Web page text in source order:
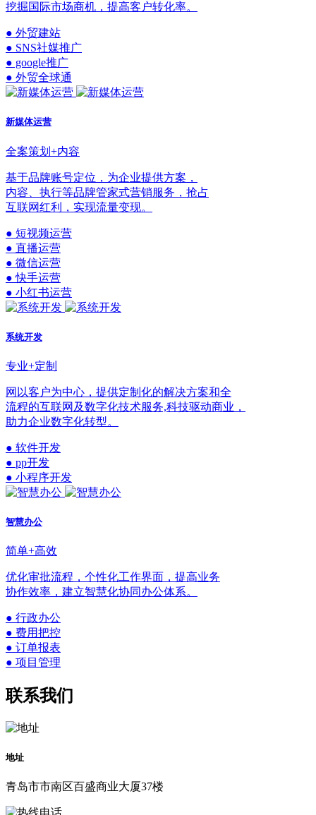
挖掘国际市场商机，提高客户转化率。
● 外贸建站
● SNS社媒推广
● google推广
● 外贸全球通
新媒体运营
全案策划+内容
基于品牌账号定位，为企业提供方案，
内容、执行等品牌管家式营销服务，抢占
互联网红利，实现流量变现。
● 短视频运营
● 直播运营
● 微信运营
● 快手运营
● 小红书运营
系统开发
专业+定制
网以客户为中心，提供定制化的解决方案和全
流程的互联网及数字化技术服务,科技驱动商业，
助力企业数字化转型。
● 软件开发
● pp开发
● 小程序开发
智慧办公
简单+高效
优化审批流程，个性化工作界面，提高业务
协作效率，建立智慧化协同办公体系。
● 行政办公
● 费用把控
● 订单报表
● 项目管理
联系我们
地址
青岛市市南区百盛商业大厦37楼